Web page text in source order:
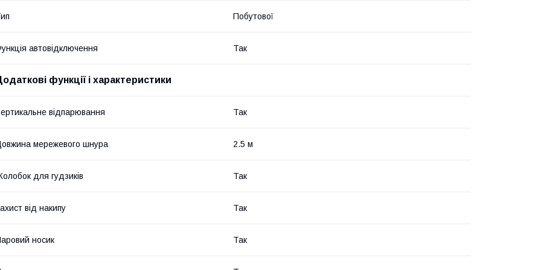
Побутової
автовідключення Так
функції і характеристики
відпарювання Так
мережевого шнура 2.5 м
для гудзиків Так
від накипу Так
носик Так